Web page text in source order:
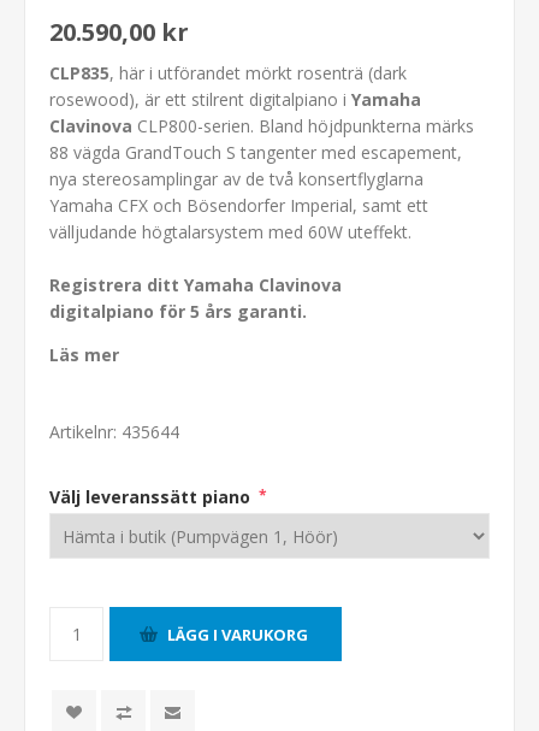
20.590,00 kr
CLP835, här i utförandet mörkt rosenträ (dark
rosewood), är ett stilrent digitalpiano i Yamaha
Clavinova CLP800-serien. Bland höjdpunkterna märks
88 vägda GrandTouch S tangenter med escapement,
nya stereosamplingar av de två konsertflyglarna
Yamaha CFX och Bösendorfer Imperial, samt ett
välljudande högtalarsystem med 60W uteffekt.
Registrera ditt Yamaha Clavinova
digitalpiano för 5 års garanti.
Läs mer
Artikelnr: 435644
Välj leveranssätt piano *